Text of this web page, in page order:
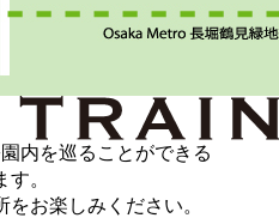
内を巡ることができる
。
お楽しみください。